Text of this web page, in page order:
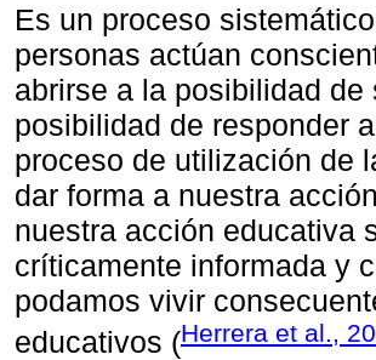
Es un proceso
personas actúan
abrirse a la posibilidad
posibilidad de responder
proceso de utilización de
dar forma a nuestra
nuestra acción educativa
críticamente informada y
podamos vivir
educativos (Herrera et al.,